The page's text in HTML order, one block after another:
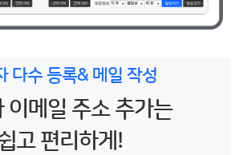
다수 등록& 메일 작성
이메일 주소 추가는
고 편리하게!